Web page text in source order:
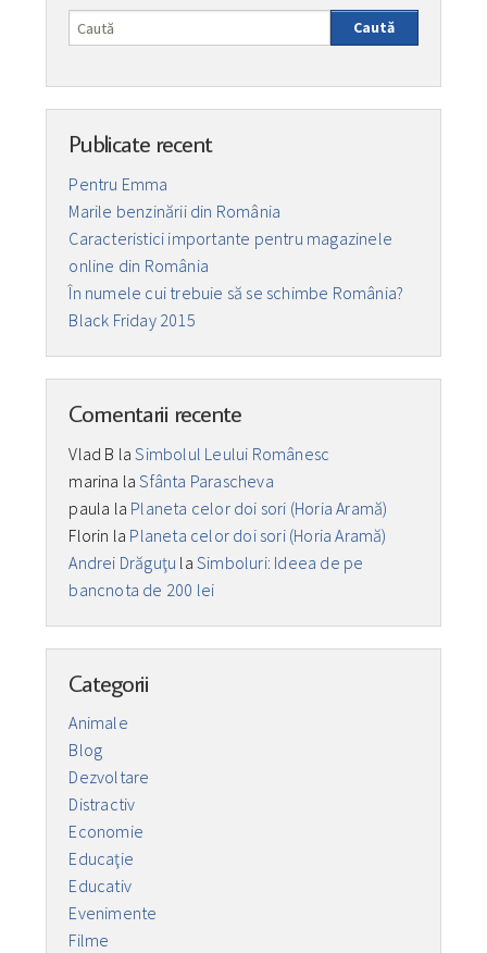
Caută
Publicate recent
Pentru Emma
Marile benzinării din România
Caracteristici importante pentru magazinele
online din România
În numele cui trebuie să se schimbe România?
Black Friday 2015
Comentarii recente
Vlad B laSimbolul Leului Românesc
marina laSfânta Parascheva
paula la Planeta celor doi sori (Horia Aramă)
Florin la Planeta celor doi sori (Horia Aramă)
Andrei Drăguţu laSimboluri: Ideea de pe
bancnota de 200 lei
Categorii
Animale
Blog
Dezvoltare
Distractiv
Economie
Educaţie
Educativ
Evenimente
Filme